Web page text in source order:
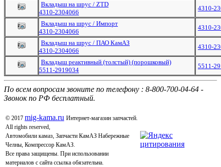
Вкладыш на шрус / ZTD
4310-2304066
4310-
Вкладыш на шрус / Импорт
4310-2304066
4310-
Вкладыш на шрус / ПАО КамАЗ
4310-2304066
4310-
Вкладыш реактивный (толстый) (порошковый)
5511-2919034
5511-
По всем вопросам звоните по телефону : 8-800-700-04-64 -
Звонок по РФ бесплатный.
© 2017 mig-kama.ru Интернет-магазин запчастей.
All rights reserved,
Автомобили камаз, Запчасти КамАЗ Набережные
Челны, Компрессор КамАЗ.
Все права защищены. При использовании
материалов с сайта ссылка обязательна.